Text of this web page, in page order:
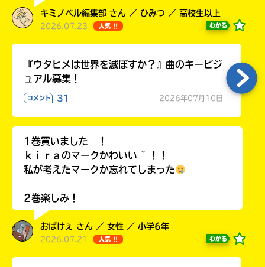
キミノベル編集部 さん ／ ひみつ ／ 高校生以上
2026.07.23 人気 !! わかる
『ウタヒメは世界を滅ぼすか？』曲のキービジ
ュアル募集！
コメント 31 2026年07月10日
1巻買いました ！
ｋｉｒａのマークかわいい ~ ！！
私が考えたマークか忘れてしまった
2巻楽しみ！
おばけぇ さん ／ 女性 ／ 小学6年
2026.07.21 人気 !! わかる
力
ラ
が
あ
う
度